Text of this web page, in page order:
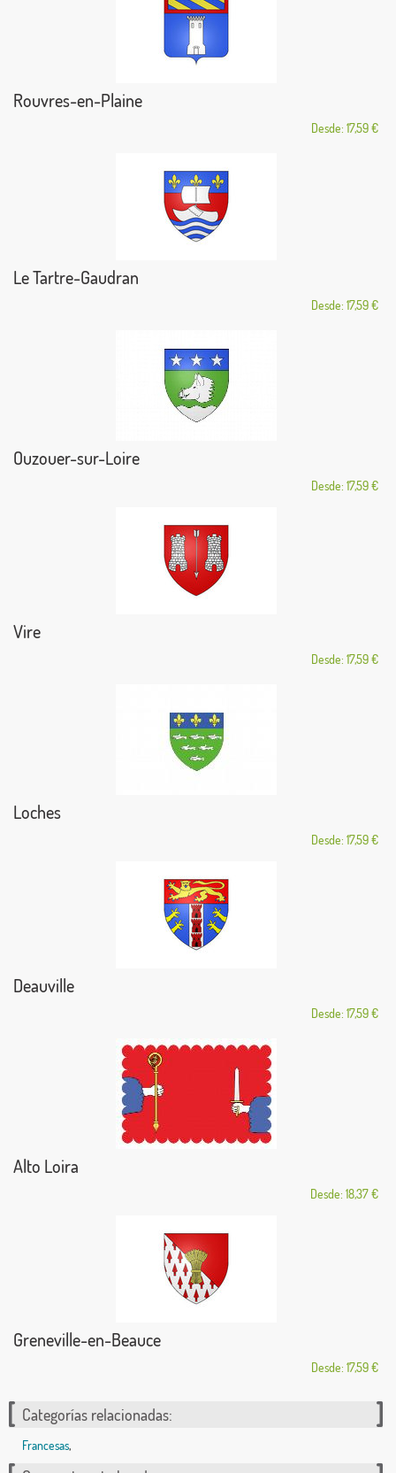
Rouvres-en-Plaine
Desde: 17,59 €
Le Tartre-Gaudran
Desde: 17,59 €
Ouzouer-sur-Loire
Desde: 17,59 €
Vire
Desde: 17,59 €
Loches
Desde: 17,59 €
Deauville
Desde: 17,59 €
Alto Loira
Desde: 18,37 €
Greneville-en-Beauce
Desde: 17,59 €
Categorías relacionadas:
Francesas,